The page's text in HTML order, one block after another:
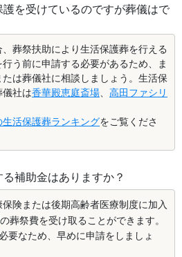
を受けているのですが葬儀はで
葬祭扶助により生活保護葬を行える
う前に申請する必要があるため、ま
は葬儀社に相談しましょう。生活保
社は香華殿恵庭斎場
高田ファシリ
活保護葬ランキングをご覧くださ
補助金はありますか？
険または後期高齢者医療制度に加入
の葬祭費を受け取ることができます。
要なため、早めに申請をしましょ